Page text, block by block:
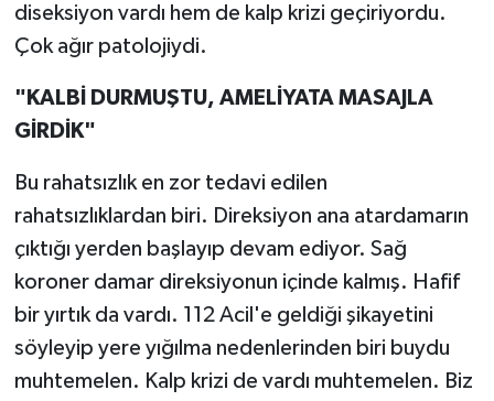
diseksiyon vardı hem de kalp krizi geçiriyordu.
Çok ağır patolojiydi.
"KALBİ DURMUŞTU, AMELİYATA MASAJLA
GİRDİK"
Bu rahatsızlık en zor tedavi edilen
rahatsızlıklardan biri. Direksiyon ana atardamarın
çıktığı yerden başlayıp devam ediyor. Sağ
koroner damar direksiyonun içinde kalmış. Hafif
bir yırtık da vardı. 112 Acil'e geldiği şikayetini
söyleyip yere yığılma nedenlerinden biri buydu
muhtemelen. Kalp krizi de vardı muhtemelen. Biz